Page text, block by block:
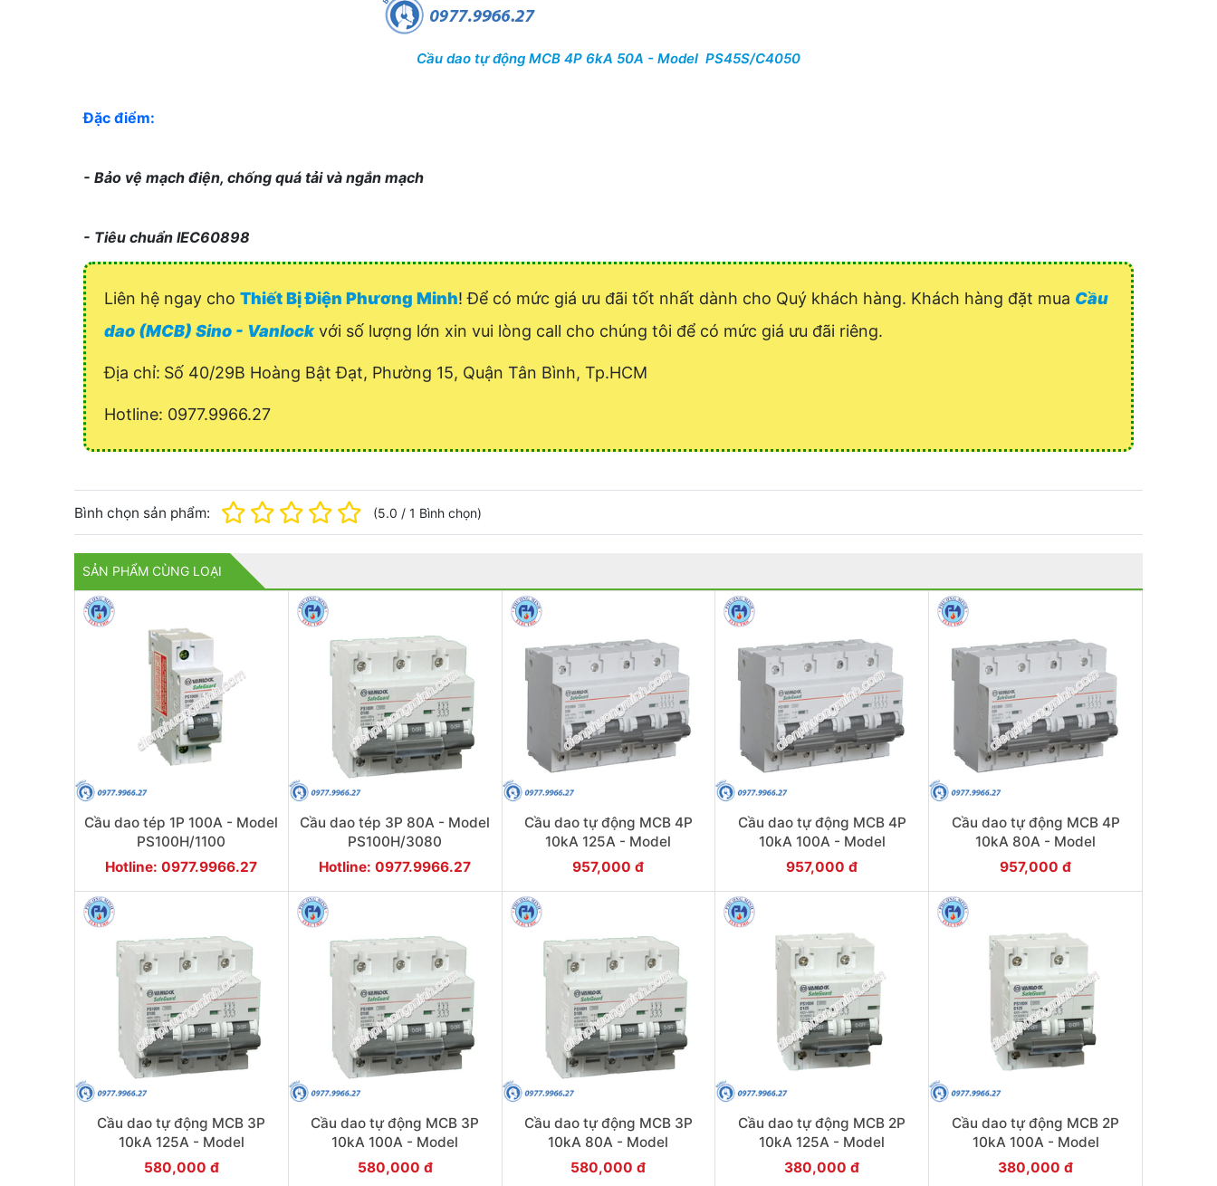
Cầu dao tự động MCB 4P 6kA 50A - Model PS45S/C4050
Đặc điểm:
- Bảo vệ mạch điện, chống quá tải và ngắn mạch
- Tiêu chuẩn IEC60898
Liên hệ ngay cho Thiết Bị Điện Phương Minh! Để có mức giá ưu đãi tốt nhất dành cho Quý khách hàng. Khách hàng đặt mua Cầu
dao (MCB) Sino - Vanlockvới số lượng lớn xin vui lòng call cho chúng tôi để có mức giá ưu đãi riêng.
Địa chỉ: Số 40/29B Hoàng Bật Đạt, Phường 15, Quận Tân Bình, Tp.HCM
Hotline: 0977.9966.27
Bình chọn sản phẩm: (5.0 / 1 Bình chọn)
SẢN PHẨM CÙNG LOẠI
Cầu dao tép 1P 100A - Model
PS100H/1100
Hotline: 0977.9966.27
Cầu dao tép 3P 80A - Model
PS100H/3080
Hotline: 0977.9966.27
Cầu dao tự động MCB 4P
10kA 125A - Model
PS100H/4/D125
957,000 đ
Cầu dao tự động MCB 4P
10kA 100A - Model
PS100H/4/D100
957,000 đ
Cầu dao tự động MCB 4P
10kA 80A - Model
PS100H/4/D80
957,000 đ
Cầu dao tự động MCB 3P
10kA 125A - Model
PS100H/3/D125
580,000 đ
Cầu dao tự động MCB 3P
10kA 100A - Model
PS100H/3/D100
580,000 đ
Cầu dao tự động MCB 3P
10kA 80A - Model
PS100H/3/D80
580,000 đ
Cầu dao tự động MCB 2P
10kA 125A - Model
PS100H/2/D125
380,000 đ
Cầu dao tự động MCB 2P
10kA 100A - Model
PS100H/2/D100
380,000 đ